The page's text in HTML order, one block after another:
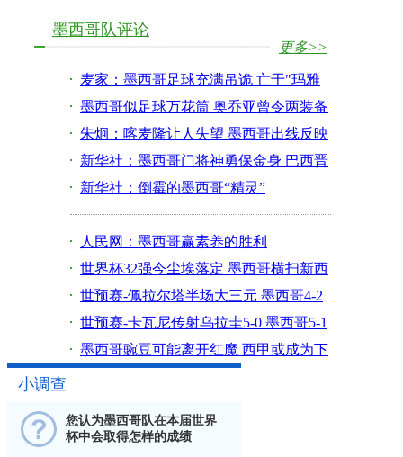
墨西哥队评论
更多>>
麦家：墨西哥足球充满吊诡 亡于"玛雅
文明定数"
墨西哥似足球万花筒 奥乔亚曾令两装备
巨头妥协
朱炯：喀麦隆让人失望 墨西哥出线反映
不俗实力
新华社：墨西哥门将神勇保金身 巴西晋
级看下轮
新华社：倒霉的墨西哥“精灵”
人民网：墨西哥赢素养的胜利
世界杯32强今尘埃落定 墨西哥横扫新西
兰晋级
世预赛-佩拉尔塔半场大三元 墨西哥4-2
进世界杯
世预赛-卡瓦尼传射乌拉圭5-0 墨西哥5-1
新西兰
墨西哥豌豆可能离开红魔 西甲或成为下
小调查
您认为墨西哥队在本届世界
杯中会取得怎样的成绩